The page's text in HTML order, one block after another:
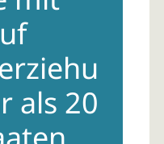
als 20